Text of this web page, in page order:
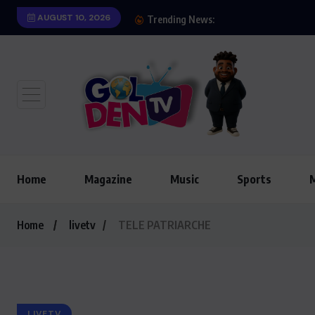
AUGUST 10, 2026 Trending News:
Home Magazine Music Sports
Home livetv TELE PATRIARCHE